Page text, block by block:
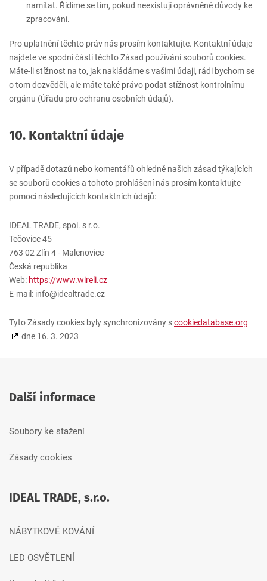
namítat. Řídíme se tím, pokud neexistují oprávněné důvody ke
zpracování.
Pro uplatnění těchto práv nás prosím kontaktujte. Kontaktní údaje
najdete ve spodní části těchto Zásad používání souborů cookies.
Máte-li stížnost na to, jak nakládáme s vašimi údaji, rádi bychom se
o tom dozvěděli, ale máte také právo podat stížnost kontrolnímu
orgánu (Úřadu pro ochranu osobních údajů).
10. Kontaktní údaje
V případě dotazů nebo komentářů ohledně našich zásad týkajících
se souborů cookies a tohoto prohlášení nás prosím kontaktujte
pomocí následujících kontaktních údajů:
IDEAL TRADE, spol. s r.o.​
Tečovice 45
763 02 Zlín 4 - Malenovice
Česká republika
Web: https://www.wireli.cz
E-mail: info@idealtrade.cz
Tyto Zásady cookies byly synchronizovány scookiedatabase.org
dne 16. 3. 2023
Další informace
Soubory ke stažení
Zásady cookies
IDEAL TRADE, s.r.o.
NÁBYTKOVÉ KOVÁNÍ
LED OSVĚTLENÍ